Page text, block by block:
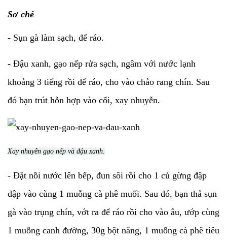
Sơ chế
- Sụn gà làm sạch, để ráo.
- Đậu xanh, gạo nếp rửa sạch, ngâm với nước lạnh
khoảng 3 tiếng rồi để ráo, cho vào chảo rang chín. Sau
đó bạn trút hỗn hợp vào cối, xay nhuyễn.
Xay nhuyễn gạo nếp và đậu xanh.
- Đặt nồi nước lên bếp, đun sôi rồi cho 1 củ gừng đập
dập vào cùng 1 muỗng cà phê muối. Sau đó, bạn thả sụn
gà vào trụng chín, vớt ra để ráo rồi cho vào âu, ướp cùng
1 muỗng canh đường, 30g bột năng, 1 muỗng cà phê tiêu